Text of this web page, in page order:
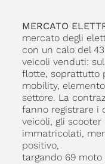
MERCATO
mercato degli
con un calo del
veicoli venduti:
flotte, soprattutto
mobility,
settore. La
fanno registrare i
veicoli, gli scooter
immatricolati,
positivo,
targando 69 moto